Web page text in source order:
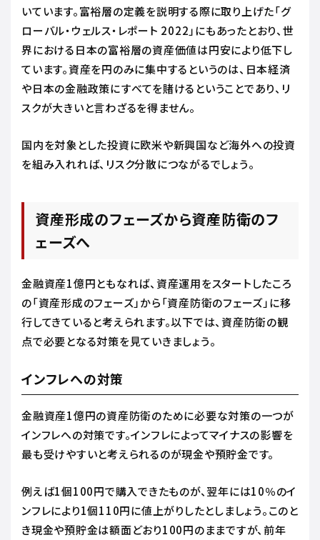
いています。富裕層の定義を説明する際に取り上げた「グ
ローバル・ウェルス・レポート 2022」にもあったとおり、世
界における日本の富裕層の資産価値は円安により低下し
ています。資産を円のみに集中するというのは、日本経済
や日本の金融政策にすべてを賭けるということであり、リ
スクが大きいと言わざるを得ません。
国内を対象とした投資に欧米や新興国など海外への投資
を組み入れれば、リスク分散につながるでしょう。
資産形成のフェーズから資産防衛のフ
ェーズへ
金融資産1億円ともなれば、資産運用をスタートしたころ
の「資産形成のフェーズ」から「資産防衛のフェーズ」に移
行してきていると考えられます。以下では、資産防衛の観
点で必要となる対策を見ていきましょう。
インフレへの対策
金融資産1億円の資産防衛のために必要な対策の一つが
インフレへの対策です。インフレによってマイナスの影響を
最も受けやすいと考えられるのが現金や預貯金です。
例えば1個100円で購入できたものが、翌年には10％のイ
ンフレにより1個110円に値上がりしたとしましょう。このと
き現金や預貯金は額面どおり100円のままですが、前年